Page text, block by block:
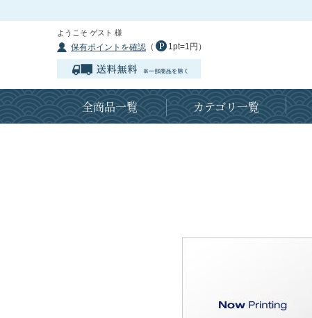
ようこそ ゲスト 様
保有ポイントを確認 （ 1pt=1円）
全商品一覧 カテゴリ一覧